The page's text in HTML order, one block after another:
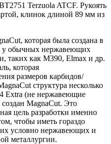
Terzuola ATCF. Рукоять
клинок длиной 89 мм из
которая была создана в
у обычных нержавеющих
таких как M390, Elmax и др.
которая
размеров карбидов/
структура несколько
Extra (не нержавеющие
MagnaCut. Это
цель разработки именно
чтобы иметь гораздо
условно нержавеющих и
металлургии.